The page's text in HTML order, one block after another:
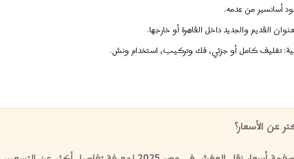
أسانسير من عدمه.
القديم والجديد داخل القاهرة أو خارجها.
تغليف كامل أو جزئي، فك وتركيب، استخدام ونش.
عن الأسعار؟